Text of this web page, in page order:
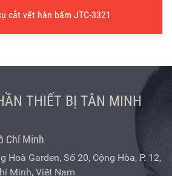
cắt vết hàn bấm JTC-3321
THIẾT BỊ TÂN MINH
Chí Minh
Hoà Garden, Số 20, Cộng Hòa, P. 12,
Minh, Việt Nam